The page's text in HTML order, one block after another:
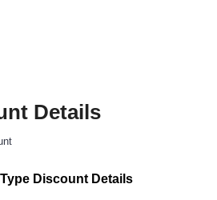
Details
Discount Details